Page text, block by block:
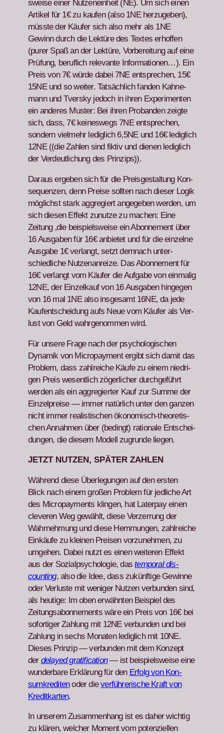
sweise ein­er Nutzenein­heit (NE). Um sich einen
Artikel für 1€ zu kaufen (also 1NE herzugeben),
müsste der Käufer sich also mehr als 1NE
Gewinn durch die Lek­türe des Textes erhof­fen
(pur­er Spaß an der Lek­türe, Vor­bere­itung auf eine
Prü­fung, beru­flich rel­e­vante Infor­ma­tio­nen…). Ein
Preis von 7€ würde dabei 7NE entsprechen, 15€
15NE und so weit­er. Tat­säch­lich fan­den Kah­ne­
mann und Tver­sky jedoch in ihren Exper­i­menten
ein anderes Muster: Bei ihren Proban­den zeigte
sich, dass, 7€ keineswegs 7NE entsprechen,
son­dern vielmehr lediglich 6,5NE und 16€ lediglich
12NE ((die Zahlen sind fik­tiv und dienen lediglich
der Verdeut­lichung des Prinzips)).
Daraus ergeben sich für die Preis­gestal­tung Kon­
se­quen­zen, denn Preise soll­ten nach dieser Logik
möglichst stark aggregiert angegeben wer­den, um
sich diesen Effekt zunutze zu machen: Eine
Zeitung ‚die beispiel­sweise ein Abon­nement über
16 Aus­gaben für 16€ anbi­etet und für die einzelne
Aus­gabe 1€ ver­langt, set­zt dem­nach unter­
schiedliche Nutzenan­reize. Das Abon­nement für
16€ ver­langt vom Käufer die Auf­gabe von ein­ma­lig
12NE, der Einzelka­uf von 16 Aus­gaben hinge­gen
von 16 mal 1NE also ins­ge­samt 16NE, da jede
Kaufentschei­dung aufs Neue vom Käufer als Ver­
lust von Geld wahrgenom­men wird.
Für unsere Frage nach der psy­chol­o­gis­chen
Dynamik von Micro­pay­ment ergibt sich damit das
Prob­lem, dass zahlre­iche Käufe zu einem niedri­
gen Preis wesentlich zöger­lich­er durchge­führt
wer­den als ein aggregiert­er Kauf zur Summe der
Einzel­preise — immer natür­lich unter den ganzen
nicht immer real­is­tis­chen ökonomisch-the­o­retis­
chen Annah­men über (bed­ingt) ratio­nale Entschei­
dun­gen, die diesem Mod­ell zugrunde liegen.
JETZT NUTZEN, SPÄTER ZAHLEN
Während diese Über­legun­gen auf den ersten
Blick nach einem großen Prob­lem für jedliche Art
des Micro­pay­ments klin­gen, hat Lat­er­pay einen
clev­eren Weg gewählt, diese Verz­er­rung der
Wahrnehmung und diese Hem­mungen, zahlre­iche
Einkäufe zu kleinen Preisen vorzunehmen, zu
umge­hen. Dabei nutzt es einen weit­eren Effekt
aus der Sozialpsy­cholo­gie, dastem­po­ral dis­
count­ing, also die Idee, dass zukün­ftige Gewinne
oder Ver­luste mit weniger Nutzen ver­bun­den sind,
als heutige: Im oben erwäh­n­ten Beispiel des
Zeitungsabon­nements wäre ein Preis von 16€ bei
sofor­tiger Zahlung mit 12NE ver­bun­den und bei
Zahlung in sechs Monat­en lediglich mit 10NE.
Dieses Prinzip — ver­bun­den mit dem Konzept
der delayed grat­i­fi­ca­tion— ist beispiel­sweise eine
wun­der­bare Erk­lärung für den Erfolg von Kon­
sumkred­itenoder diever­führerische Kraft von
Kred­itkarten.
In unserem Zusam­men­hang ist es daher wichtig
zu klären, welch­er Moment vom poten­ziellen